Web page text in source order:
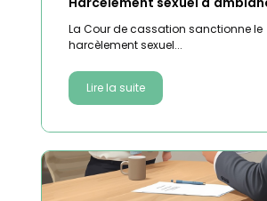
La Cour de cassation sanctionne le
harcèlement sexuel...
Lire la suite